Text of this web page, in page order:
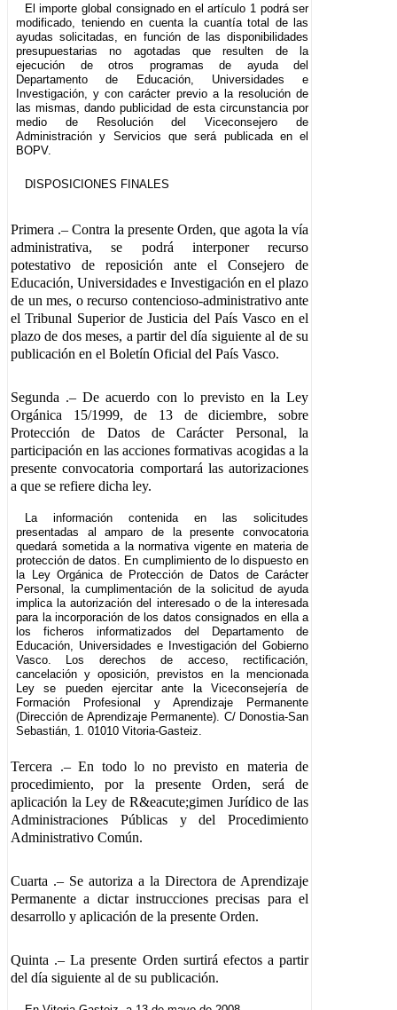
El importe global consignado en el artículo 1 podrá ser
modificado, teniendo en cuenta la cuantía total de las
ayudas solicitadas, en función de las disponibilidades
presupuestarias no agotadas que resulten de la
ejecución de otros programas de ayuda del
Departamento de Educación, Universidades e
Investigación, y con carácter previo a la resolución de
las mismas, dando publicidad de esta circunstancia por
medio de Resolución del Viceconsejero de
Administración y Servicios que será publicada en el
BOPV.
DISPOSICIONES FINALES
Primera .– Contra la presente Orden, que agota la vía
administrativa, se podrá interponer recurso
potestativo de reposición ante el Consejero de
Educación, Universidades e Investigación en el plazo
de un mes, o recurso contencioso-administrativo ante
el Tribunal Superior de Justicia del País Vasco en el
plazo de dos meses, a partir del día siguiente al de su
publicación en el Boletín Oficial del País Vasco.
Segunda .– De acuerdo con lo previsto en la Ley
Orgánica 15/1999, de 13 de diciembre, sobre
Protección de Datos de Carácter Personal, la
participación en las acciones formativas acogidas a la
presente convocatoria comportará las autorizaciones
a que se refiere dicha ley.
La información contenida en las solicitudes
presentadas al amparo de la presente convocatoria
quedará sometida a la normativa vigente en materia de
protección de datos. En cumplimiento de lo dispuesto en
la Ley Orgánica de Protección de Datos de Carácter
Personal, la cumplimentación de la solicitud de ayuda
implica la autorización del interesado o de la interesada
para la incorporación de los datos consignados en ella a
los ficheros informatizados del Departamento de
Educación, Universidades e Investigación del Gobierno
Vasco. Los derechos de acceso, rectificación,
cancelación y oposición, previstos en la mencionada
Ley se pueden ejercitar ante la Viceconsejería de
Formación Profesional y Aprendizaje Permanente
(Dirección de Aprendizaje Permanente). C/ Donostia-San
Sebastián, 1. 01010 Vitoria-Gasteiz.
Tercera .– En todo lo no previsto en materia de
procedimiento, por la presente Orden, será de
aplicación la Ley de R&eacute;gimen Jurídico de las
Administraciones Públicas y del Procedimiento
Administrativo Común.
Cuarta .– Se autoriza a la Directora de Aprendizaje
Permanente a dictar instrucciones precisas para el
desarrollo y aplicación de la presente Orden.
Quinta .– La presente Orden surtirá efectos a partir
del día siguiente al de su publicación.